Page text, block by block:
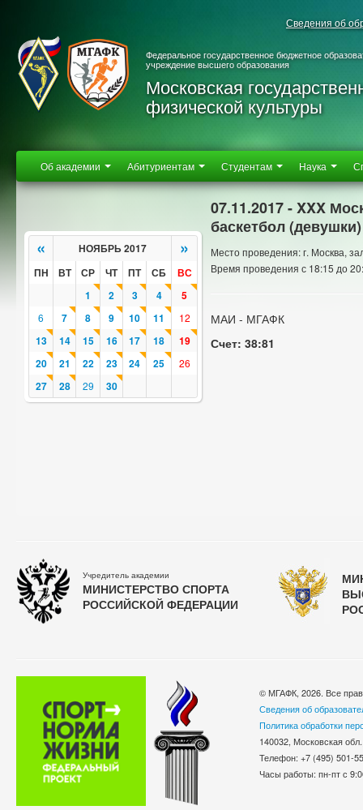
Сведения об
Федеральное государственное бюджетное
учреждение высшего образования
Московская
физической культуры
Об академии Абитуриентам Студентам Наука
« НОЯБРЬ 2017 »
ПН ВТ СР ЧТ ПТ СБ
ВС
1
2 3 4 5
6 7 8 9 10 11 12
13 14 15 16 17 18
19
20
21 22 23 24 25 26
27 28 29 30
07.11.2017 - XXX
баскетбол (девушки)
Место проведения: г. Москва,
Время проведения с 18:15 до
МАИ - МГАФК
Счет: 38:81
Учредитель академии
МИНИСТЕРСТВО СПОРТА
РОССИЙСКОЙ ФЕДЕРАЦИИ
© МГАФК, 2026. Все
Сведения об
Политика обработки
140032, Московская
Телефон: +7 (495)
Часы работы: пн-пт с